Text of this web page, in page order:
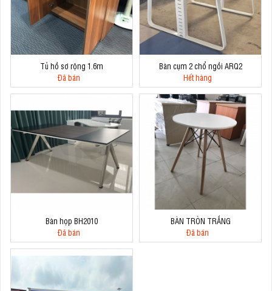
Tủ hồ sơ rộng 1.6m
Đã bán
Bàn cụm 2 chổ ngồi ARQ2
Hết hàng
Bàn họp BH2010
Đã bán
BÀN TRÒN TRẮNG
Đã bán